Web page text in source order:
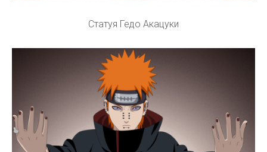
Статуя Гедо Акацуки